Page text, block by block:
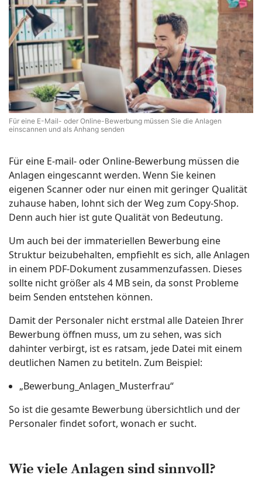
Für eine E-Mail- oder Online-Bewerbung müssen Sie die Anlagen
einscannen und als Anhang senden
Für eine E-mail- oder Online-Bewerbung müssen die
Anlagen eingescannt werden. Wenn Sie keinen
eigenen Scanner oder nur einen mit geringer Qualität
zuhause haben, lohnt sich der Weg zum Copy-Shop.
Denn auch hier ist gute Qualität von Bedeutung.
Um auch bei der immateriellen Bewerbung eine
Struktur beizubehalten, empfiehlt es sich, alle Anlagen
in einem PDF-Dokument zusammenzufassen. Dieses
sollte nicht größer als 4 MB sein, da sonst Probleme
beim Senden entstehen können.
Damit der Personaler nicht erstmal alle Dateien Ihrer
Bewerbung öffnen muss, um zu sehen, was sich
dahinter verbirgt, ist es ratsam, jede Datei mit einem
deutlichen Namen zu betiteln. Zum Beispiel:
„Bewerbung_Anlagen_Musterfrau“
So ist die gesamte Bewerbung übersichtlich und der
Personaler findet sofort, wonach er sucht.
Wie viele Anlagen sind sinnvoll?